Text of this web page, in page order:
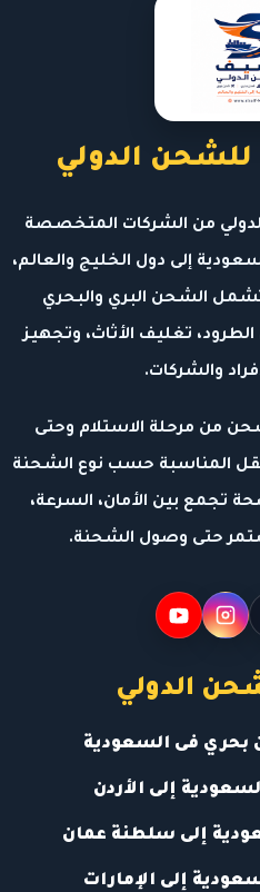
الدولي
من الشركات المتخصصة
إلى دول الخليج والعالم،
الشحن البري والبحري
تغليف الأثاث، وتجهيز
والشركات.
من مرحلة الاستلام وحتى
المناسبة حسب نوع الشحنة
تجمع بين الأمان، السرعة،
حتى وصول الشحنة.
الدولي
فى السعودية
إلى الأردن
إلى سلطنة عمان
إلى الإمارات